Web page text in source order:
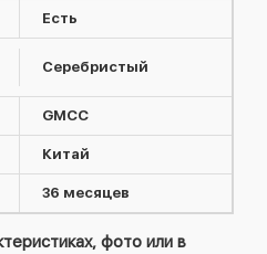
Есть
Серебристый
GMCC
Китай
36 месяцев
фото или в